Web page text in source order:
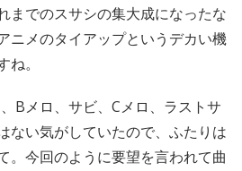
までのスサシの集大成になったな
ニメのタイアップというデカい機
。
Bメロ、サビ、Cメロ、ラストサ
ない気がしていたので、ふたりは
。今回のように要望を言われて曲